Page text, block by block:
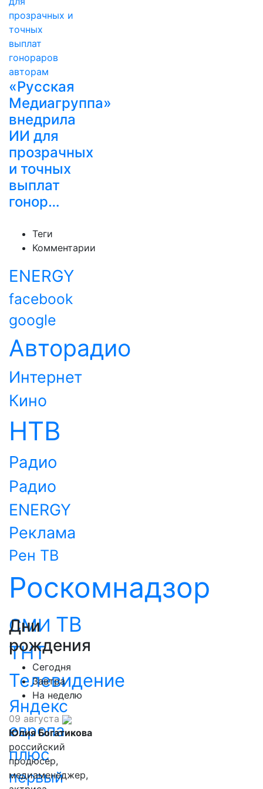
«Русская
Медиагруппа»
внедрила
ИИ для
прозрачных
и точных
выплат
гонор…
Теги
Комментарии
ENERGY
facebook
google
Авторадио
Интернет
Кино
НТВ
Радио
Радио
ENERGY
Реклама
Рен ТВ
Роскомнадзор
СМИ ТВ
ТНТ
Телевидение
Яндекс
европа
плюс
первый
Дни
рождения
Сегодня
Завтра
На неделю
09 августа
Юлия Богатикова
российский
продюсер,
медиаменеджер,